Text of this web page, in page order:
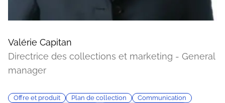
Valérie Capitan
Directrice des collections et marketing - General
manager
Offre et produit Plan de collection
Communication